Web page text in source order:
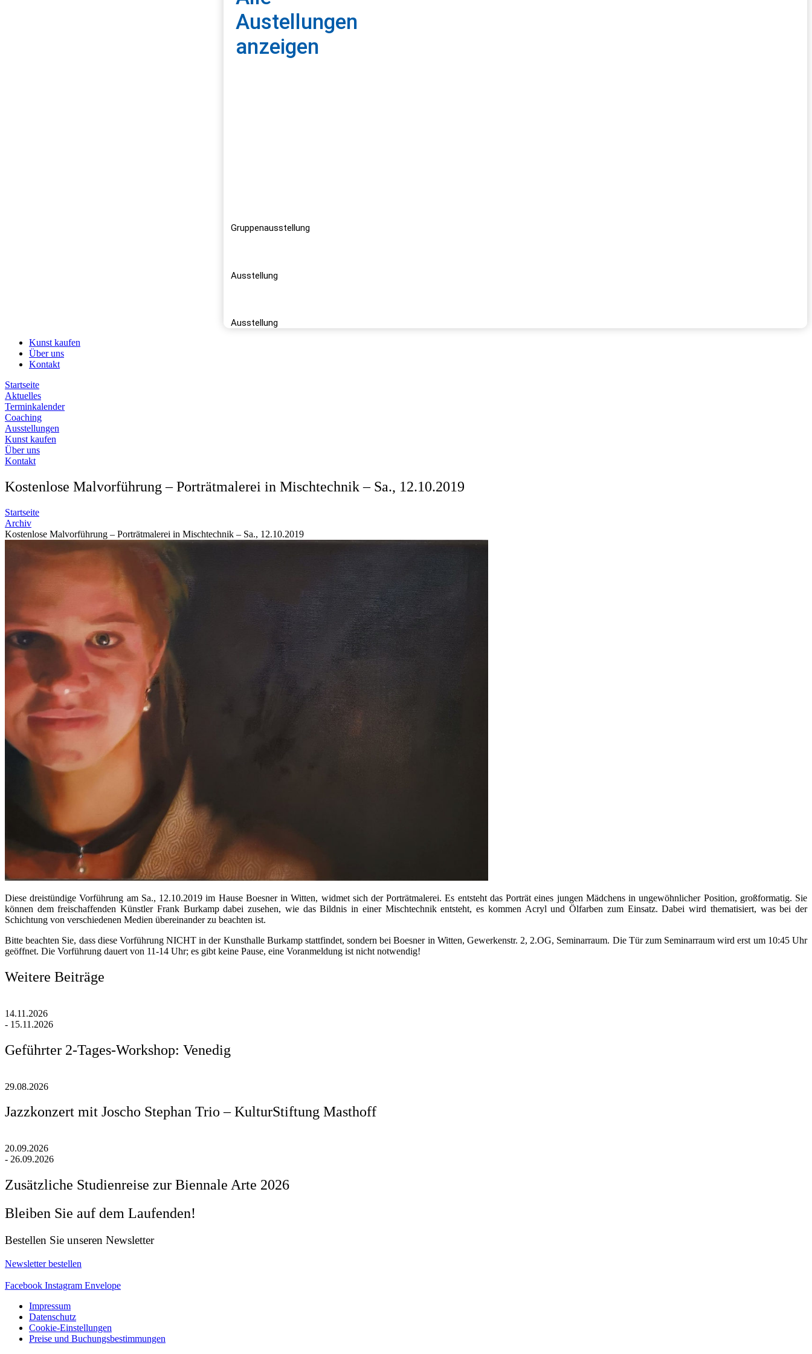
Austellungen
anzeigen
Gruppenausstellung
Ausstellung
Ausstellung
Kunst kaufen
Über uns
Kontakt
Startseite
Aktuelles
Terminkalender
Coaching
Ausstellungen
Kunst kaufen
Über uns
Kontakt
Kostenlose Malvorführung – Porträtmalerei in Mischtechnik – Sa., 12.10.2019
Startseite
Archiv
Kostenlose Malvorführung – Porträtmalerei in Mischtechnik – Sa., 12.10.2019
Diese dreistündige Vorführung am Sa., 12.10.2019 im Hause Boesner in Witten, widmet sich der Porträtmalerei. Es entsteht das Porträt eines jungen Mädchens in ungewöhnlicher Position, großformatig. Sie
können dem freischaffenden Künstler Frank Burkamp dabei zusehen, wie das Bildnis in einer Mischtechnik entsteht, es kommen Acryl und Ölfarben zum Einsatz. Dabei wird thematisiert, was bei der
Schichtung von verschiedenen Medien übereinander zu beachten ist.
Bitte beachten Sie, dass diese Vorführung NICHT in der Kunsthalle Burkamp stattfindet, sondern bei Boesner in Witten, Gewerkenstr. 2, 2.OG, Seminarraum. Die Tür zum Seminarraum wird erst um 10:45 Uhr
geöffnet. Die Vorführung dauert von 11-14 Uhr; es gibt keine Pause, eine Voranmeldung ist nicht notwendig!
Weitere Beiträge
14.11.2026
- 15.11.2026
Geführter 2-Tages-Workshop: Venedig
29.08.2026
Jazzkonzert mit Joscho Stephan Trio – KulturStiftung Masthoff
20.09.2026
- 26.09.2026
Zusätzliche Studienreise zur Biennale Arte 2026
Bleiben Sie auf dem Laufenden!
Bestellen Sie unseren Newsletter
Newsletter bestellen
Facebook Instagram Envelope
Impressum
Datenschutz
Cookie-Einstellungen
Preise und Buchungsbestimmungen